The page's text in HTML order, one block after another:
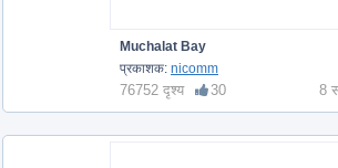
Muchalat Bay
प्रकाशक: nicomm
76752 दृश्य 30 8